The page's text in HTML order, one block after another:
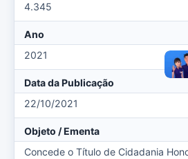
4.345
Ano
2021
Data da Publicação
22/10/2021
Objeto / Ementa
Concede o Título de Cidadania